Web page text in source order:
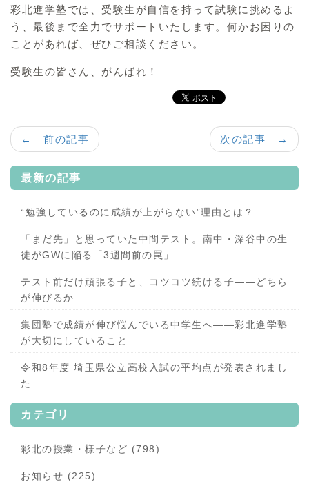
彩北進学塾では、受験生が自信を持って試験に挑めるよ
う、最後まで全力でサポートいたします。何かお困りの
ことがあれば、ぜひご相談ください。
受験生の皆さん、がんばれ！
次の記事 →
← 前の記事
最新の記事
“勉強しているのに成績が上がらない”理由とは？
「まだ先」と思っていた中間テスト。南中・深谷中の生
徒がGWに陥る「3週間前の罠」
テスト前だけ頑張る子と、コツコツ続ける子——どちら
が伸びるか
集団塾で成績が伸び悩んでいる中学生へ——彩北進学塾
が大切にしていること
令和8年度 埼玉県公立高校入試の平均点が発表されまし
た
カテゴリ
彩北の授業・様子など (798)
お知らせ (225)